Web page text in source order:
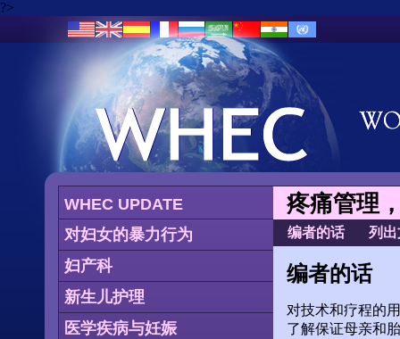
?>
WHEC UPDATE
对妇女的暴力行为
妇产科
新生儿护理
医学疾病与妊娠
疼痛管理
编者的话 列
编者的话
对技术和疗程的
了解保证母亲和